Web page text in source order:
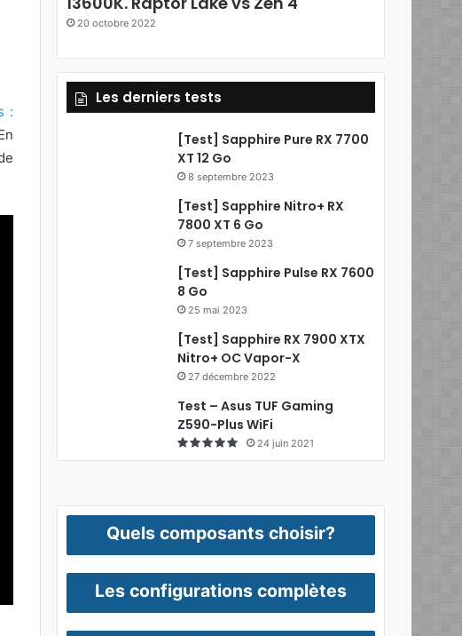
:
20 octobre 2022
Les derniers tests
[Test] Sapphire Pure RX 7700
XT 12 Go
8 septembre 2023
[Test] Sapphire Nitro+ RX
7800 XT 6 Go
7 septembre 2023
[Test] Sapphire Pulse RX 7600
8 Go
25 mai 2023
[Test] Sapphire RX 7900 XTX
Nitro+ OC Vapor-X
27 décembre 2022
Test – Asus TUF Gaming
Z590-Plus WiFi
24 juin 2021
Quels composants choisir?
Les configurations complètes